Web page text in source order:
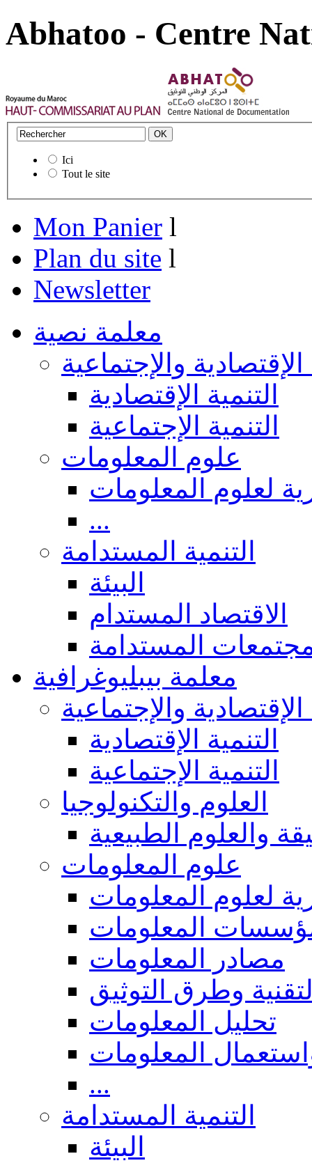
Abhatoo - Centre
Ici
Tout le site
Mon Panier l
Plan du site l
Newsletter
معلمة نصية
الإقتصادية والإجتماعية
التنمية الإقتصادية
التنمية الإجتماعية
علوم المعلومات
لعلوم المعلومات
...
التنمية المستدامة
البيئة
الاقتصاد المستدام
المستدامة
معلمة بيبليوغرافية
الإقتصادية والإجتماعية
التنمية الإقتصادية
التنمية الإجتماعية
العلوم والتكنولوجيا
والعلوم الطبيعية
علوم المعلومات
لعلوم المعلومات
المعلومات
مصادر المعلومات
وطرق التوثيق
تحليل المعلومات
المعلومات
...
التنمية المستدامة
البيئة